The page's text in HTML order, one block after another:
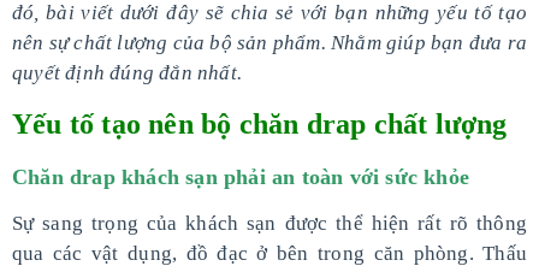
đó, bài viết dưới đây sẽ chia sẻ với bạn những yếu tố tạo
nên sự chất lượng của bộ sản phẩm. Nhằm giúp bạn đưa ra
quyết định đúng đắn nhất.
Yếu tố tạo nên bộ chăn drap chất lượng
Chăn drap khách sạn phải an toàn với sức khỏe
Sự sang trọng của khách sạn được thể hiện rất rõ thông
qua các vật dụng, đồ đạc ở bên trong căn phòng. Thấu